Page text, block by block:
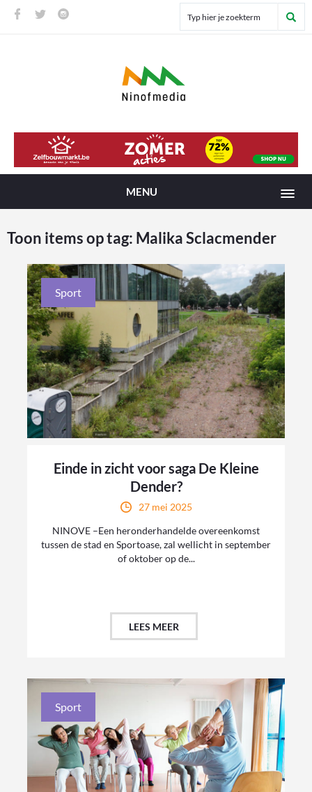
MENU
Toon items op tag: Malika Sclacmender
Sport
Einde in zicht voor saga De Kleine
Dender?
27 mei 2025
NINOVE –Een heronderhandelde overeenkomst
tussen de stad en Sportoase, zal wellicht in september
of oktober op de...
LEES MEER
Sport